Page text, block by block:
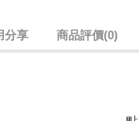
分享 商品評價(0)